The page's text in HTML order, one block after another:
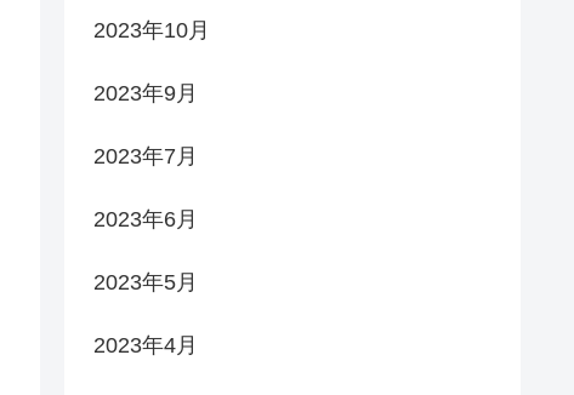
2023年10月
2023年9月
2023年7月
2023年6月
2023年5月
2023年4月